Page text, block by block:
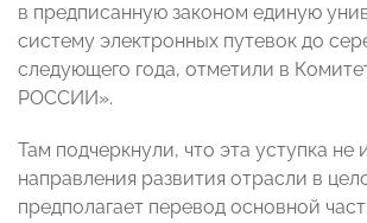
в предписанную законом единую
систему электронных путевок до
следующего года, отметили в
РОССИИ».
Там подчеркнули, что эта уступка не
направления развития отрасли в
предполагает перевод основной